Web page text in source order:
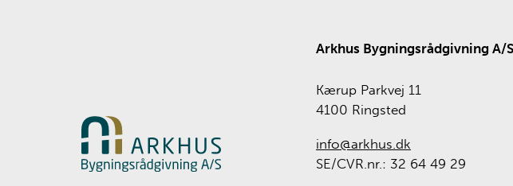
Arkhus Bygningsrådgivning A/S
Kærup Parkvej 11
4100 Ringsted
info@arkhus.dk
SE/CVR.nr.: 32 64 49 29